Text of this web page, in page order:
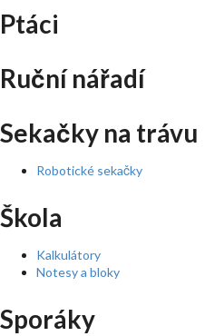
Ptáci
Ruční nářadí
Sekačky na trávu
Robotické sekačky
Škola
Kalkulátory
Notesy a bloky
Sporáky